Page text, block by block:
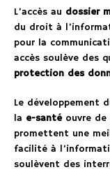
L’accès au dossier
du droit à
pour la
accès soulève des
protection des
Le développement
la e-santéouvre de
promettent une
facilité à
soulèvent des